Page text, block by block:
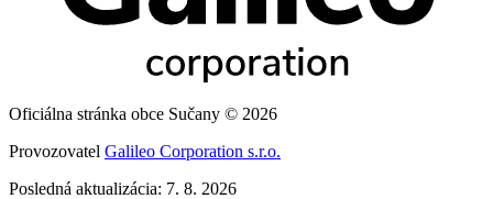
Oficiálna stránka obce Sučany © 2026
Provozovatel Galileo Corporation s.r.o.
Posledná aktualizácia: 7. 8. 2026